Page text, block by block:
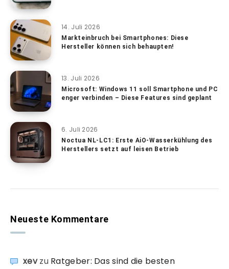
14. Juli 2026
Markteinbruch bei Smartphones: Diese
Hersteller können sich behaupten!
13. Juli 2026
Microsoft: Windows 11 soll Smartphone und PC
enger verbinden – Diese Features sind geplant
6. Juli 2026
Noctua NL-LC1: Erste AiO-Wasserkühlung des
Herstellers setzt auf leisen Betrieb
Neueste Kommentare
xevzu Ratgeber: Das sind die besten